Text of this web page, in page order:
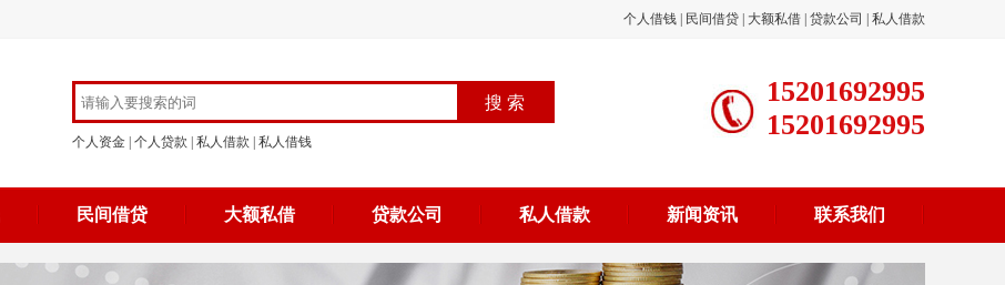
个人借钱 民间借贷 大额私借 贷款公司 私人借款
个人资金 个人贷款 私人借款 私人借钱
15201692995
15201692995
民间借贷 大额私借 贷款公司 私人借款 新闻资讯 联系我们